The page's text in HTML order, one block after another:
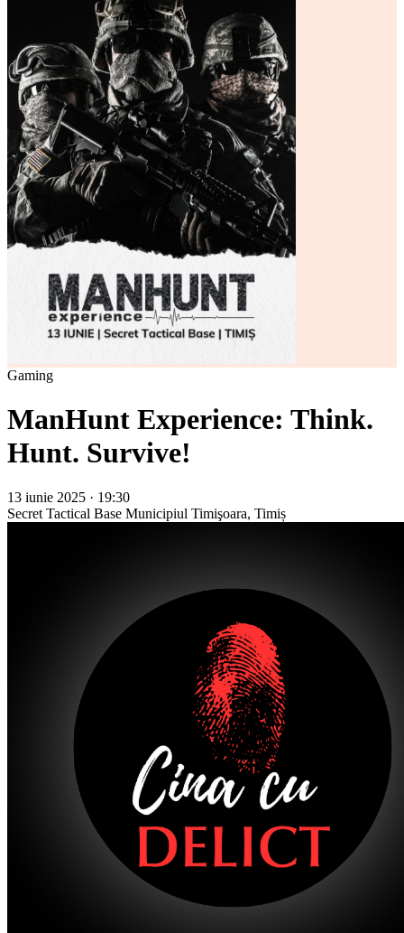
Gaming
ManHunt Experience: Think.
Hunt. Survive!
13 iunie 2025 · 19:30
Secret Tactical Base Municipiul Timişoara, Timiș